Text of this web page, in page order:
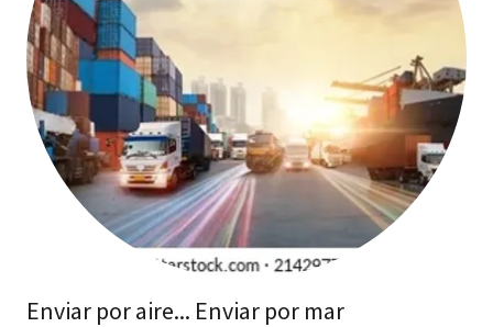
Enviar por aire... Enviar por mar